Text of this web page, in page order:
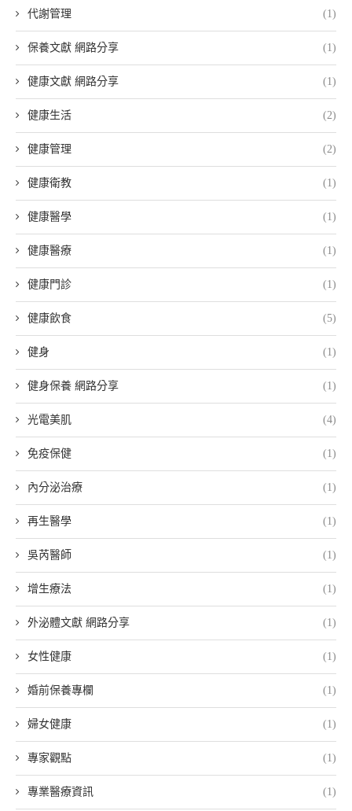
代謝管理 (1)
保養文獻 網路分享 (1)
健康文獻 網路分享 (1)
健康生活 (2)
健康管理 (2)
健康衛教 (1)
健康醫學 (1)
健康醫療 (1)
健康門診 (1)
健康飲食 (5)
健身 (1)
健身保養 網路分享 (1)
光電美肌 (4)
免疫保健 (1)
內分泌治療 (1)
再生醫學 (1)
吳芮醫師 (1)
增生療法 (1)
外泌體文獻 網路分享 (1)
女性健康 (1)
婚前保養專欄 (1)
婦女健康 (1)
專家觀點 (1)
專業醫療資訊 (1)